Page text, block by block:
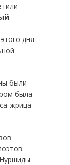
дня
были
была
жрица